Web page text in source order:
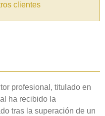
clientes
profesional, titulado en
ha recibido la
tras la superación de un